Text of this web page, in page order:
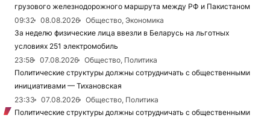
грузового железнодорожного маршрута между РФ и Пакистаном
09:32
08.08.2026
Общество, Экономика
За неделю физические лица ввезли в Беларусь на льготных
условиях 251 электромобиль
23:58
07.08.2026
Общество, Политика
Политические структуры должны сотрудничать с общественными
инициативами — Тихановская
23:33
07.08.2026
Общество, Политика
Политические структуры должны сотрудничать с общественными